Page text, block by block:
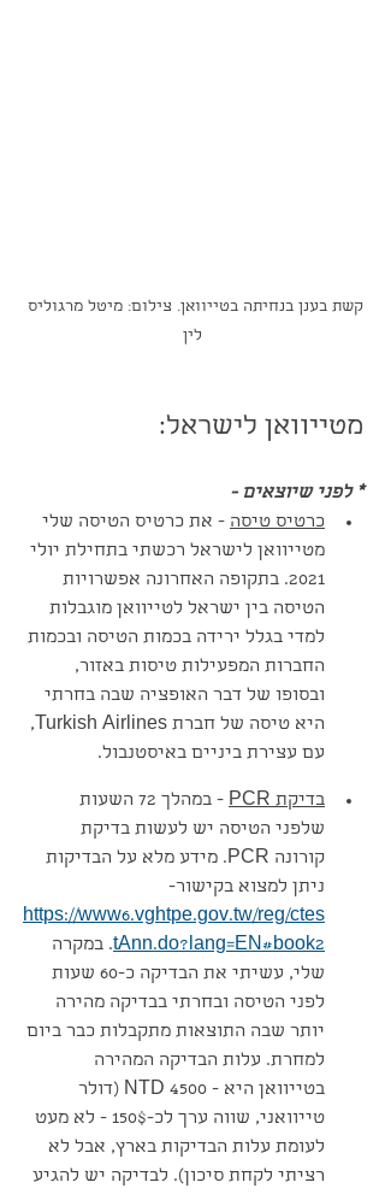
קשת בענן בנחיתה בטייוואן. צילום: מיטל מרגוליס
לין
מטייוואן לישראל:
* לפני שיוצאים -
כרטיס טיסה - את כרטיס הטיסה שלי
מטייוואן לישראל רכשתי בתחילת יולי
2021. בתקופה האחרונה אפשרויות
הטיסה בין ישראל לטייוואן מוגבלות
למדי בגלל ירידה בכמות הטיסה ובכמות
החברות המפעילות טיסות באזור,
ובסופו של דבר האופציה שבה בחרתי
היא טיסה של חברת Turkish Airlines,
עם עצירת ביניים באיסטנבול.
בדיקת PCR
- במהלך 72 השעות
שלפני הטיסה יש לעשות בדיקת
קורונה PCR. מידע מלא על הבדיקות
ניתן למצוא בקישור-
https://www6.vghtpe.gov.tw/reg/ctes
tAnn.do?lang=EN#book2. במקרה
שלי, עשיתי את הבדיקה כ-60 שעות
לפני הטיסה ובחרתי בבדיקה מהירה
יותר שבה התוצאות מתקבלות כבר ביום
למחרת. עלות הבדיקה המהירה
בטייוואן היא - 4500 NTD (דולר
טייוואני, שווה ערך לכ-150$ - לא מעט
לעומת עלות הבדיקות בארץ, אבל לא
רציתי לקחת סיכון). לבדיקה יש להגיע